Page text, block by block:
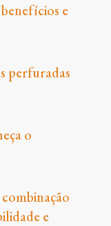
e
perfuradas
o
e